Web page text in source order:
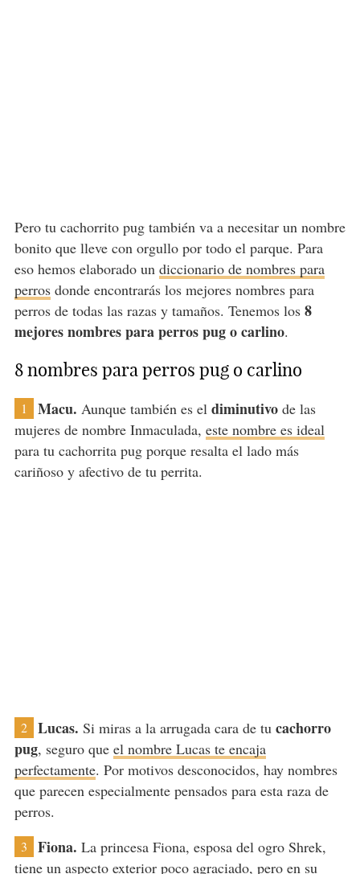
Pero tu cachorrito pug también va a necesitar un nombre
bonito que lleve con orgullo por todo el parque. Para
eso hemos elaborado un diccionario de nombres para
perrosdonde encontrarás los mejores nombres para
perros de todas las razas y tamaños. Tenemos los 8
mejores nombres para perros pug o carlino.
8 nombres para perros pug o carlino
1 Macu. Aunque también es el diminutivode las
mujeres de nombre Inmaculada, este nombre es ideal
para tu cachorrita pug porque resalta el lado más
cariñoso y afectivo de tu perrita.
2 Lucas. Si miras a la arrugada cara de tu cachorro
pug, seguro que el nombre Lucas te encaja
perfectamente. Por motivos desconocidos, hay nombres
que parecen especialmente pensados para esta raza de
perros.
3 Fiona. La princesa Fiona, esposa del ogro Shrek,
tiene un aspecto exterior poco agraciado, pero en su